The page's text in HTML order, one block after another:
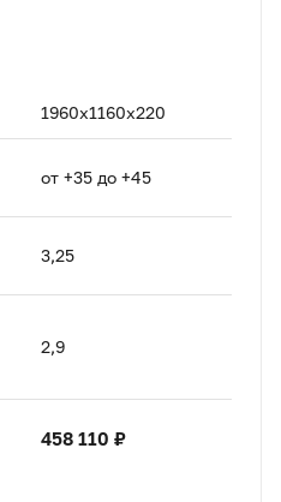
1960х1160х220
от +35 до +45
3,25
2,9
458 110 ₽